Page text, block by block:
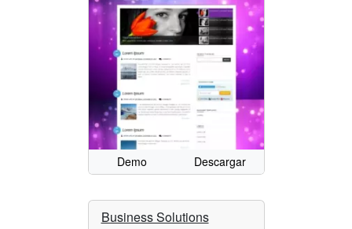
Demo Descargar
Business Solutions